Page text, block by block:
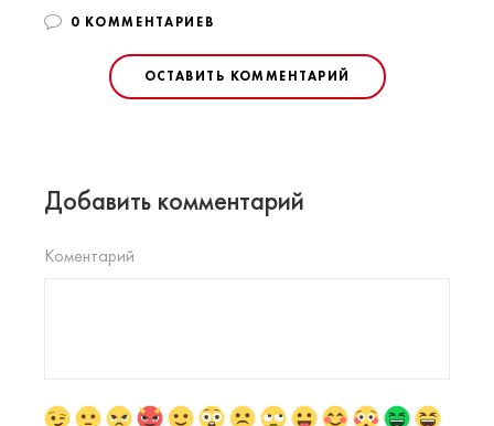
0 КОММЕНТАРИЕВ
ОСТАВИТЬ КОММЕНТАРИЙ
Добавить комментарий
Коментарий